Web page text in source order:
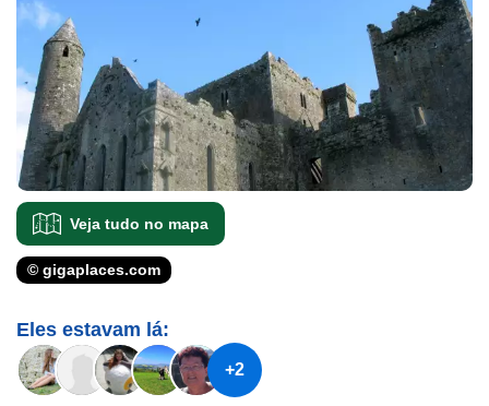
Veja tudo no mapa
© gigaplaces.com
Eles estavam lá:
+2